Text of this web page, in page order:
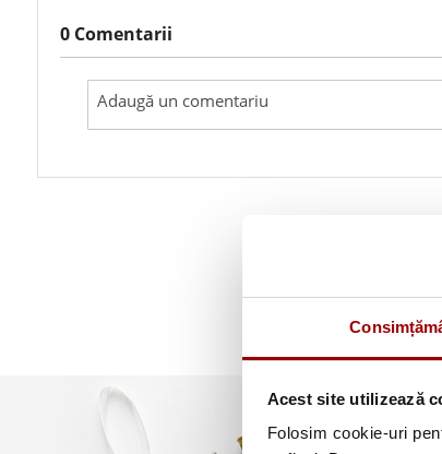
Acest site utilizează
Folosim cookie-uri
0 Comentarii